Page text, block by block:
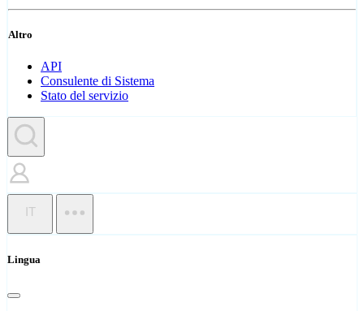
Altro
API
Consulente di Sistema
Stato del servizio
IT
Lingua